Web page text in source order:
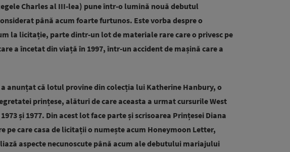
Charles al III-lea) pune într-o lumină nouă debutul
până acum foarte furtunos. Este vorba despre o
la licitație, parte dintr-un lot de materiale rare care o privesc pe
a încetat din viață în 1997, într-un accident de mașină care a
anunțat că lotul provine din colecția lui Katherine Hanbury, o
prințese, alături de care aceasta a urmat cursurile West
și 1977. Din acest lot face parte și scrisoarea Prințesei Diana
pe care casa de licitații o numește acum Honeymoon Letter,
aspecte necunoscute până acum ale debutului mariajului